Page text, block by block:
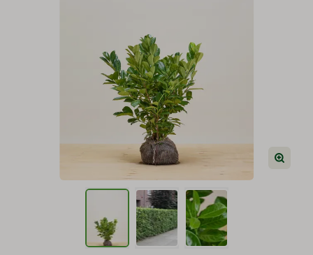
View larger imageView larger imageView larger image